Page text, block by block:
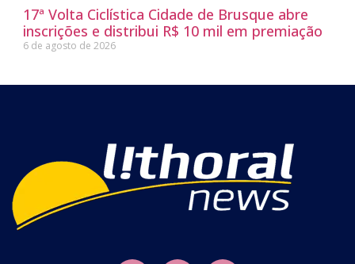
17ª Volta Ciclística Cidade de Brusque abre
inscrições e distribui R$ 10 mil em premiação
6 de agosto de 2026